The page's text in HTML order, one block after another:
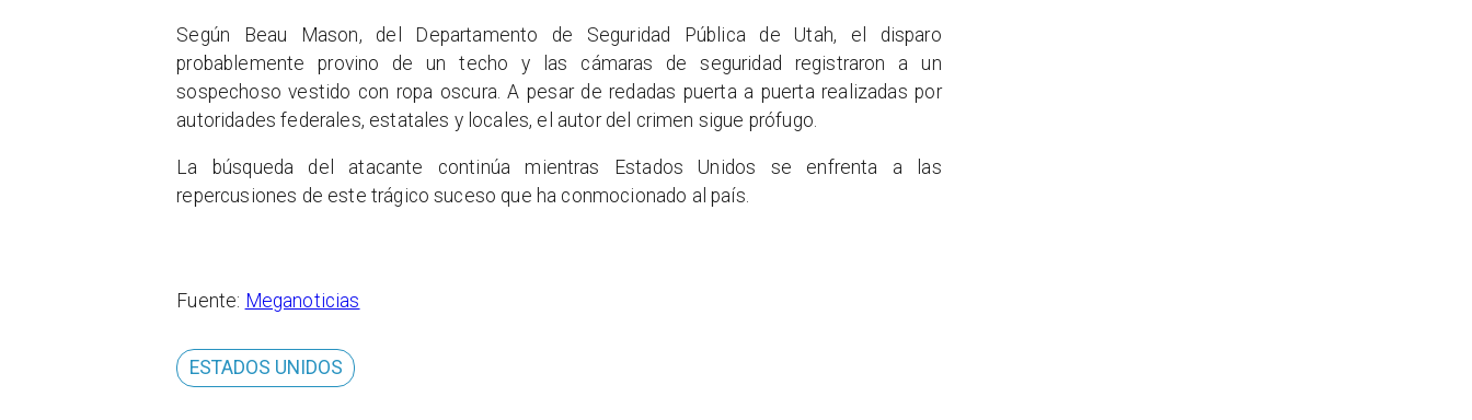
Según Beau Mason, del Departamento de Seguridad Pública de Utah, el disparo
probablemente provino de un techo y las cámaras de seguridad registraron a un
sospechoso vestido con ropa oscura. A pesar de redadas puerta a puerta realizadas por
autoridades federales, estatales y locales, el autor del crimen sigue prófugo.
La búsqueda del atacante continúa mientras Estados Unidos se enfrenta a las
repercusiones de este trágico suceso que ha conmocionado al país.
Fuente: Meganoticias
ESTADOS UNIDOS